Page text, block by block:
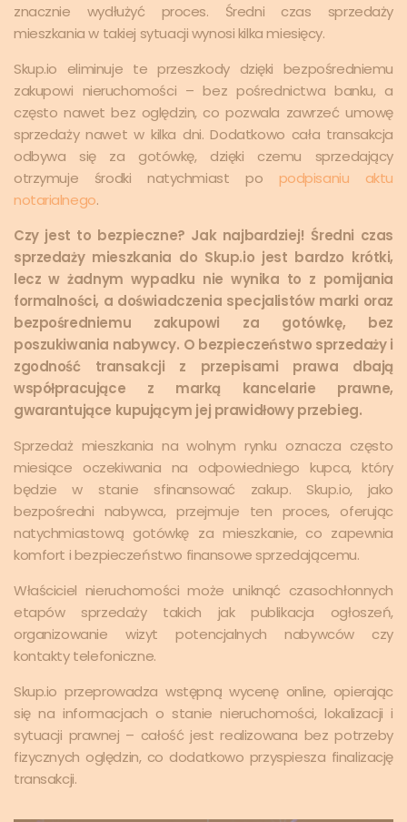
znacznie wydłużyć proces. Średni czas sprzedaży
mieszkania w takiej sytuacji wynosi kilka miesięcy.
Skup.io eliminuje te przeszkody dzięki bezpośredniemu
zakupowi nieruchomości – bez pośrednictwa banku, a
często nawet bez oględzin, co pozwala zawrzeć umowę
sprzedaży nawet w kilka dni. Dodatkowo cała transakcja
odbywa się za gotówkę, dzięki czemu sprzedający
otrzymuje środki natychmiast po podpisaniu aktu
notarialnego.
Czy jest to bezpieczne? Jak najbardziej! Średni czas
sprzedaży mieszkania do Skup.io jest bardzo krótki,
lecz w żadnym wypadku nie wynika to z pomijania
formalności, a doświadczenia specjalistów marki oraz
bezpośredniemu zakupowi za gotówkę, bez
poszukiwania nabywcy. O bezpieczeństwo sprzedaży i
zgodność transakcji z przepisami prawa dbają
współpracujące z marką kancelarie prawne,
gwarantujące kupującym jej prawidłowy przebieg.
Sprzedaż mieszkania na wolnym rynku oznacza często
miesiące oczekiwania na odpowiedniego kupca, który
będzie w stanie sfinansować zakup. Skup.io, jako
bezpośredni nabywca, przejmuje ten proces, oferując
natychmiastową gotówkę za mieszkanie, co zapewnia
komfort i bezpieczeństwo finansowe sprzedającemu.
Właściciel nieruchomości może uniknąć czasochłonnych
etapów sprzedaży takich jak publikacja ogłoszeń,
organizowanie wizyt potencjalnych nabywców czy
kontakty telefoniczne.
Skup.io przeprowadza wstępną wycenę online, opierając
się na informacjach o stanie nieruchomości, lokalizacji i
sytuacji prawnej – całość jest realizowana bez potrzeby
fizycznych oględzin, co dodatkowo przyspiesza finalizację
transakcji.